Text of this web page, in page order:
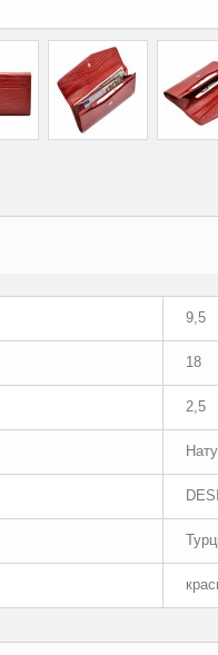
9,5
18
2,5